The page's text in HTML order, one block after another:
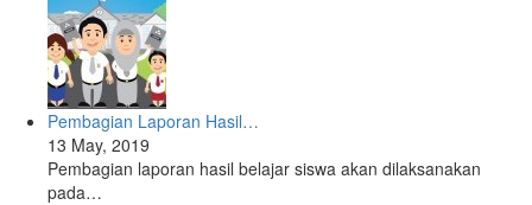
Pembagian Laporan Hasil…
13 May, 2019
Pembagian laporan hasil belajar siswa akan dilaksanakan
pada…